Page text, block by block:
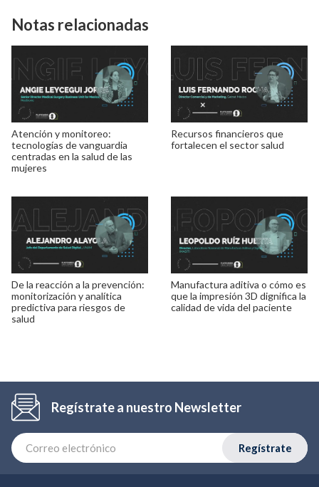
Notas relacionadas
Atención y monitoreo:
tecnologías de vanguardia
centradas en la salud de las
mujeres
Recursos financieros que
fortalecen el sector salud
De la reacción a la prevención:
monitorización y analítica
predictiva para riesgos de
salud
Manufactura aditiva o cómo es
que la impresión 3D dignifica la
calidad de vida del paciente
Regístrate a nuestro Newsletter
Regístrate